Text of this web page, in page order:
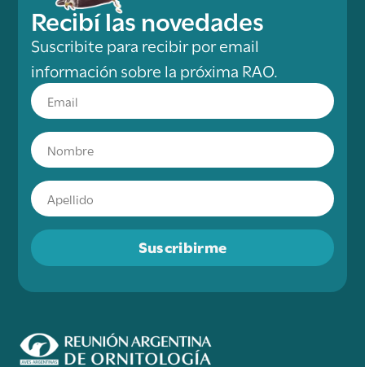
Recibí las novedades
Suscribite para recibir por email
información sobre la próxima RAO.
Suscribirme